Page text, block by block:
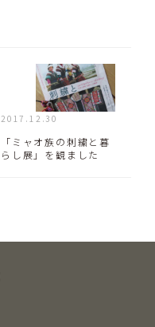
2017.12.30
「ミャオ族の刺繍と暮
らし展」を観ました